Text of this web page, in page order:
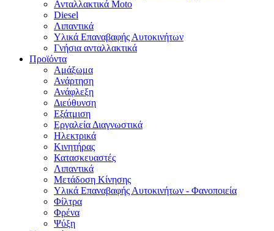
Ανταλλακτικά Moto
Diesel
Λιπαντικά
Υλικά Επαναβαφής Αυτοκινήτων
Γνήσια ανταλλακτικά
Προϊόντα
Αμάξωμα
Ανάρτηση
Ανάφλεξη
Διεύθυνση
Εξάτμιση
Εργαλεία Διαγνωστικά
Ηλεκτρικά
Κινητήρας
Κατασκευαστές
Λιπαντικά
Μετάδοση Κίνησης
Υλικά Επαναβαφής Αυτοκινήτων - Φανοποιεία
Φίλτρα
Φρένα
Ψύξη